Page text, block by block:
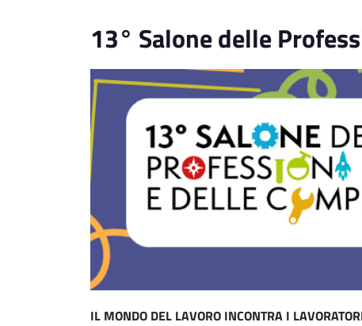
13° Salone delle
Immagine
IL MONDO DEL LAVORO INCONTRA I